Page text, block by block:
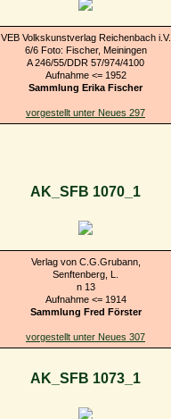
VEB Volkskunstverlag Reichenbach i.V.
6/6 Foto: Fischer, Meiningen
A 246/55/DDR 57/974/4100
Aufnahme <= 1952
Sammlung Erika Fischer
vorgestellt unter Neues 297
AK_SFB 1070_1
Verlag von C.G.Grubann,
Senftenberg, L.
n 13
Aufnahme <= 1914
Sammlung Fred Förster
vorgestellt unter Neues 307
AK_SFB 1073_1